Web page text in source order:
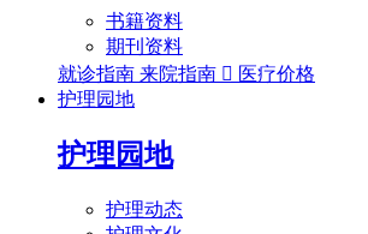
书籍资料
期刊资料
就诊指南 来院指南  医疗价格
护理园地
护理园地
护理动态